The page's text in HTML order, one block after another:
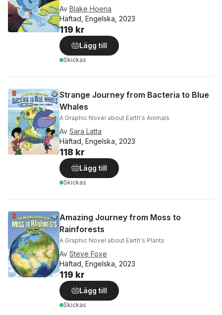
Av Blake Hoena
Häftad, Engelska, 2023
119 kr
Lägg till
Skickas
Strange Journey from Bacteria to Blue
Whales
A Graphic Novel about Earth's Animals
Av Sara Latta
Häftad, Engelska, 2023
118 kr
Lägg till
Skickas
Amazing Journey from Moss to
Rainforests
A Graphic Novel about Earth's Plants
Av Steve Foxe
Häftad, Engelska, 2023
119 kr
Lägg till
Skickas